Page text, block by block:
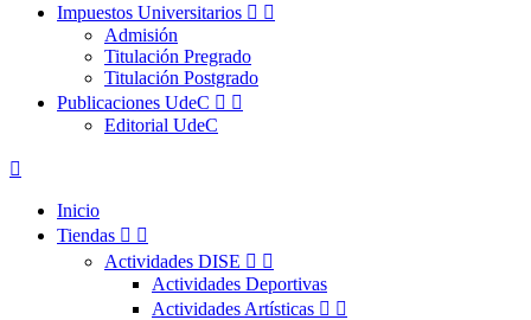
Impuestos Universitarios  
Admisión
Titulación Pregrado
Titulación Postgrado
Publicaciones UdeC  
Editorial UdeC

Inicio
Tiendas  
Actividades DISE  
Actividades Deportivas
Actividades Artísticas  